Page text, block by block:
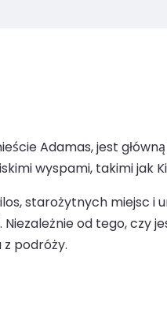
Adamas, jest
wyspami, takimi jak
starożytnych
od tego, czy
podróży.